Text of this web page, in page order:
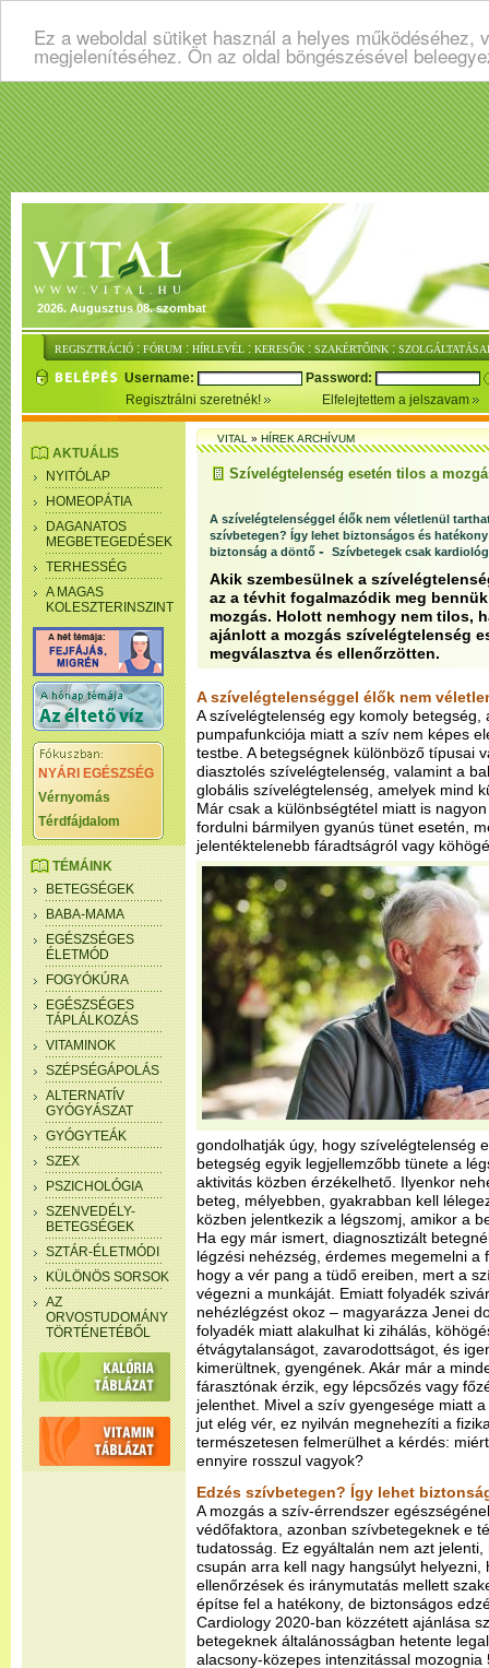
Ez a weboldal sütiket használ a helyes
megjelenítéséhez. Ön az oldal böngészésével
2026. Augusztus 08. szombat
REGISZTRÁCIÓ : FÓRUM : HÍRLEVÉL : KERESŐK : SZAKÉRTŐINK :
Username:
Password:
Regisztrálni szeretnék!
Elfelejtettem a jelszavam
AKTUÁLIS
NYITÓLAP
HOMEOPÁTIA
DAGANATOS
MEGBETEGEDÉSEK
TERHESSÉG
A MAGAS
KOLESZTERINSZINT
NYÁRI EGÉSZSÉG
Vérnyomás
Térdfájdalom
TÉMÁINK
BETEGSÉGEK
BABA-MAMA
EGÉSZSÉGES
ÉLETMÓD
FOGYÓKÚRA
EGÉSZSÉGES
TÁPLÁLKOZÁS
VITAMINOK
SZÉPSÉGÁPOLÁS
ALTERNATÍV
GYÓGYÁSZAT
GYÓGYTEÁK
SZEX
PSZICHOLÓGIA
SZENVEDÉLY-
BETEGSÉGEK
SZTÁR-ÉLETMÓDI
KÜLÖNÖS SORSOK
AZ
ORVOSTUDOMÁNY
TÖRTÉNETÉBŐL
VITAL»HÍREK ARCHÍVUM
Szívelégtelenség esetén tilos a
A szívelégtelenséggel élők nem véletlenül
szívbetegen? Így lehet biztonságos és hatékony
biztonság a döntő - Szívbetegek csak
Akik szembesülnek a
az a tévhit fogalmazódik meg
mozgás. Holott nemhogy nem tilos,
ajánlott a mozgás szívelégtelenség
megválasztva és ellenőrzötten.
A szívelégtelenséggel élők nem
A szívelégtelenség egy komoly
pumpafunkciója miatt a szív nem képes
testbe. A betegségnek különböző típusai
diasztolés szívelégtelenség, valamint a
globális szívelégtelenség, amelyek mind
Már csak a különbségtétel miatt is
fordulni bármilyen gyanús tünet esetén,
jelentéktelenebb fáradtságról vagy
gondolhatják úgy, hogy szívelégtelenség
betegség egyik legjellemzőbb tünete a
aktivitás közben érzékelhető. Ilyenkor
beteg, mélyebben, gyakrabban kell
közben jelentkezik a légszomj, amikor a
Ha egy már ismert, diagnosztizált
légzési nehézség, érdemes megemelni a
hogy a vér pang a tüdő ereiben, mert a
végezni a munkáját. Emiatt folyadék
nehézlégzést okoz – magyarázza Jenei
folyadék miatt alakulhat ki zihálás,
étvágytalanságot, zavarodottságot, és
kimerültnek, gyengének. Akár már a
fárasztónak érzik, egy lépcsőzés vagy
jelenthet. Mivel a szív gyengesége miatt
jut elég vér, ez nyilván megnehezíti a
természetesen felmerülhet a kérdés:
ennyire rosszul vagyok?
Edzés szívbetegen? Így lehet
A mozgás a szív-érrendszer
védőfaktora, azonban szívbetegeknek e
tudatosság. Ez egyáltalán nem azt
csupán arra kell nagy hangsúlyt
ellenőrzések és iránymutatás mellett
építse fel a hatékony, de biztonságos
Cardiology 2020-ban közzétett ajánlása
betegeknek általánosságban hetente
alacsony-közepes intenzitással